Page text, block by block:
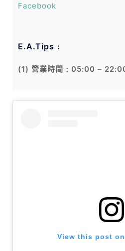
Facebook
E.A.Tips﹕
(1) 營業時間﹕05:00 –
View this post